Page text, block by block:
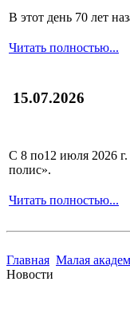
В этот день 70 лет
Читать полностью...
15.07.2026
С 8 по12 июля 2026
полис».
Читать полностью...
Главная Малая
Новости